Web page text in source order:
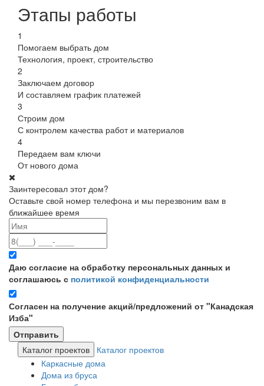
Этапы работы
1
Помогаем выбрать дом
Технология, проект, строительство
2
Заключаем договор
И составляем график платежей
3
Строим дом
С контролем качества работ и материалов
4
Передаем вам ключи
От нового дома
Заинтересовал этот дом?
Оставьте свой номер телефона и мы перезвоним вам в
ближайшее время
Даю согласие на обработку персональных данных и
соглашаюсь с политикой конфиденциальности
Согласен на получение акций/предложений от "Канадская
Изба"
Каталог проектов
Каталог проектов
Каркасные дома
Дома из бруса